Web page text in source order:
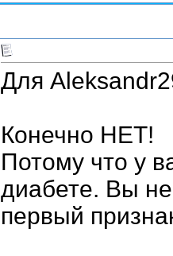
Для
Конечно НЕТ!
Потому что у
диабете. Вы не
первый